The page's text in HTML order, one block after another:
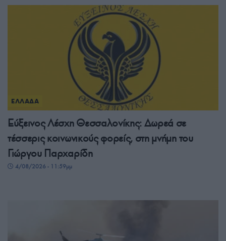
ΕΛΛΑΔΑ
Εύξεινος Λέσχη Θεσσαλονίκης: Δωρεά σε
τέσσερις κοινωνικούς φορείς, στη μνήμη του
Γιώργου Παρχαρίδη
4/08/2026 - 11:59μμ